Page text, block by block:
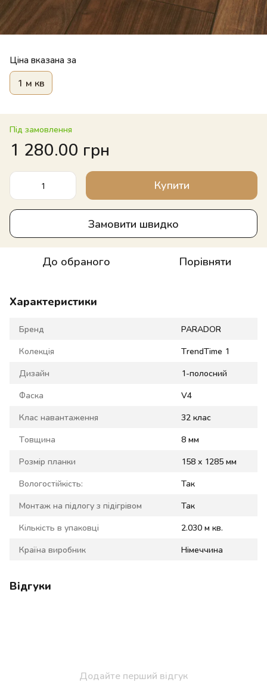
Ціна вказана за
1 м кв
Під замовлення
1 280.00 грн
Купити
Замовити швидко
До обраного Порівняти
Характеристики
Бренд PARADOR
Колекція TrendTime 1
Дизайн 1-полосний
Фаска V4
Клас навантаження 32 клас
Товщина 8 мм
Розмір планки 158 x 1285 мм
Вологостійкість: Так
Монтаж на підлогу з підігрівом Так
Кількість в упаковці 2.030 м кв.
Країна виробник Німеччина
Відгуки
Додайте перший відгук